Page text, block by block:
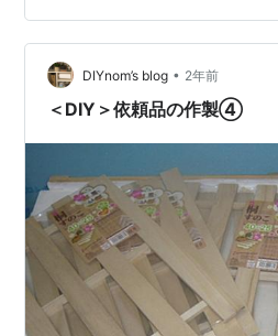
をフラットなテーブルなどに置
悪いのか、カタカタと音を立て
出来た歪みにより４点の接地面
比べ少し低いように見受けられ
DIYnom’s blog • 2年前
＜DIY＞依頼品の作製④